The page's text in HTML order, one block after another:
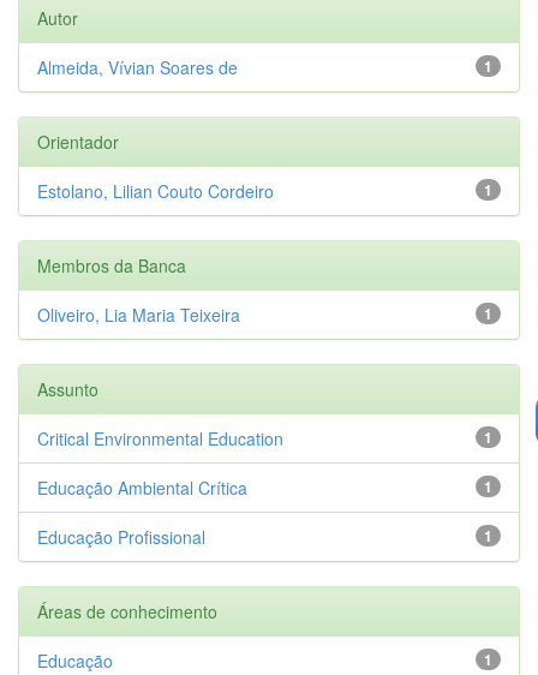
Autor
1
Almeida, Vívian Soares de
Orientador
1
Estolano, Lilian Couto Cordeiro
Membros da Banca
1
Oliveiro, Lia Maria Teixeira
Assunto
1
Critical Environmental Education
1
Educação Ambiental Crítica
1
Educação Profissional
Áreas de conhecimento
1
Educação